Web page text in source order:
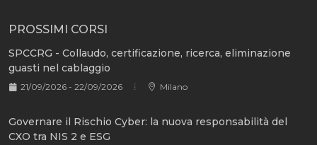
PROSSIMI CORSI
SPCCRG - Collaudo, certificazione, ricerca, eliminazione
guasti nel cablaggio
21/09/2026 - 22/09/2026 Milano
Governare il Rischio Cyber: la nuova responsabilità del
CXO tra NIS 2 e ESG